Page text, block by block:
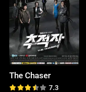
The Chaser
7.3